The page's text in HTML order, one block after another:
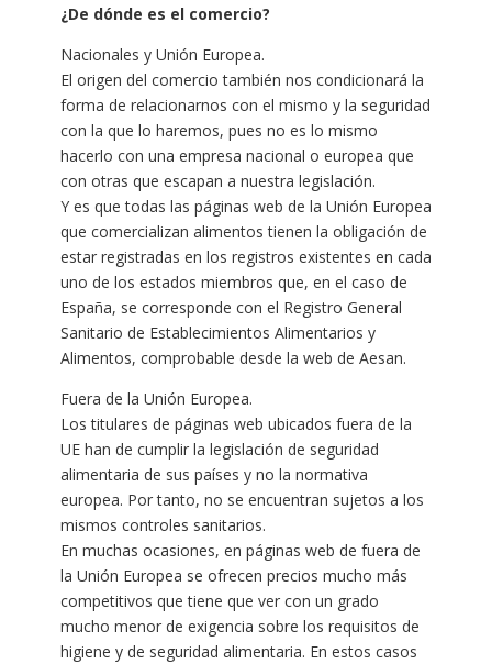
¿De dónde es el comercio?
Nacionales y Unión Europea.
El origen del comercio también nos condicionará la
forma de relacionarnos con el mismo y la seguridad
con la que lo haremos, pues no es lo mismo
hacerlo con una empresa nacional o europea que
con otras que escapan a nuestra legislación.
Y es que todas las páginas web de la Unión Europea
que comercializan alimentos tienen la obligación de
estar registradas en los registros existentes en cada
uno de los estados miembros que, en el caso de
España, se corresponde con el Registro General
Sanitario de Establecimientos Alimentarios y
Alimentos, comprobable desde la web de Aesan.
Fuera de la Unión Europea.
Los titulares de páginas web ubicados fuera de la
UE han de cumplir la legislación de seguridad
alimentaria de sus países y no la normativa
europea. Por tanto, no se encuentran sujetos a los
mismos controles sanitarios.
En muchas ocasiones, en páginas web de fuera de
la Unión Europea se ofrecen precios mucho más
competitivos que tiene que ver con un grado
mucho menor de exigencia sobre los requisitos de
higiene y de seguridad alimentaria. En estos casos